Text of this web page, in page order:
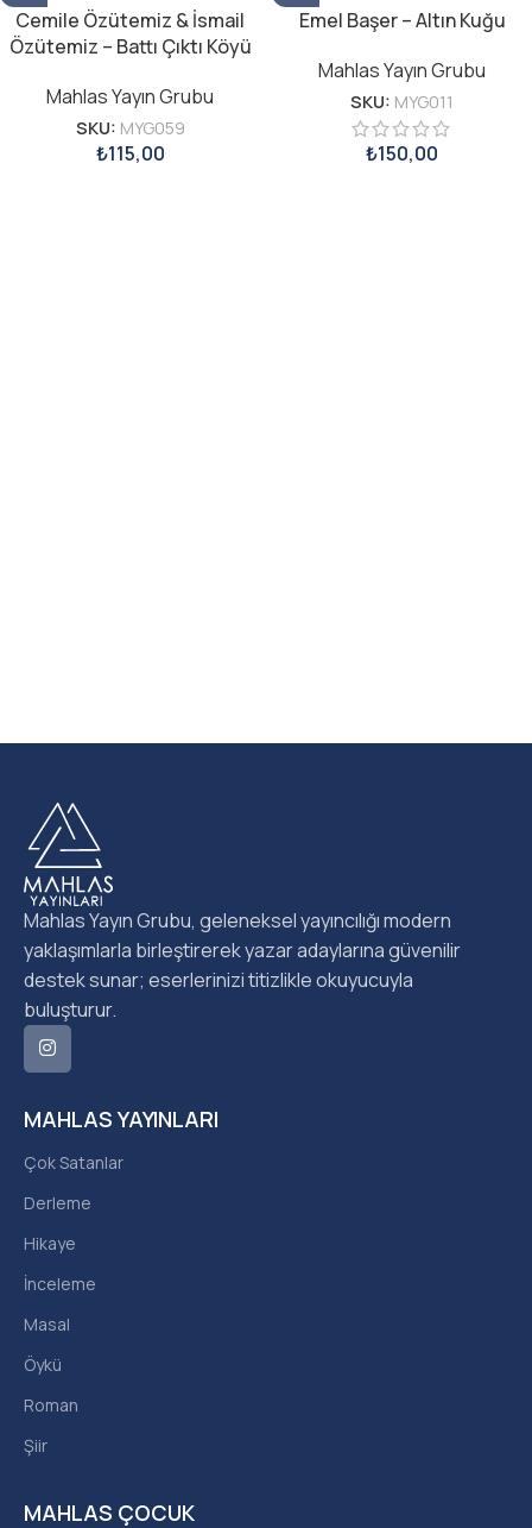
Cemile Özütemiz & İsmail
Özütemiz – Battı Çıktı Köyü
Mahlas Yayın Grubu
SKU: MYG059
₺115,00
Emel Başer – Altın Kuğu
Mahlas Yayın Grubu
SKU: MYG011
₺150,00
MAHLAS ÇOCUK
MAHLAS YAYINLARI
Çok Satanlar
Derleme
Hikaye
İnceleme
Masal
Öykü
Roman
Şiir
Mahlas Yayın Grubu, geleneksel yayıncılığı modern
yaklaşımlarla birleştirerek yazar adaylarına güvenilir
destek sunar; eserlerinizi titizlikle okuyucuyla
buluşturur.